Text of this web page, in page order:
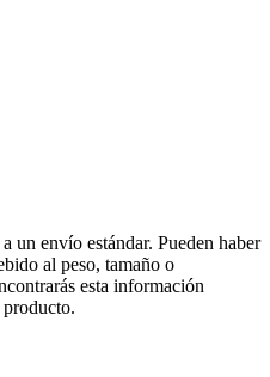
un envío estándar. Pueden haber
al peso, tamaño o
esta información